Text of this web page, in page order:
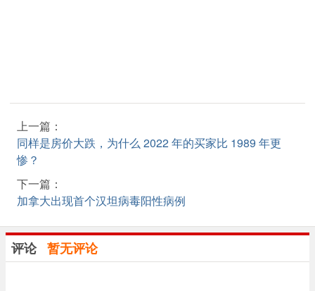
上一篇：
同样是房价大跌，为什么 2022 年的买家比 1989 年更
惨？
下一篇：
加拿大出现首个汉坦病毒阳性病例
评论 暂无评论